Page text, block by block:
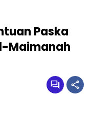
Paska
Maimanah